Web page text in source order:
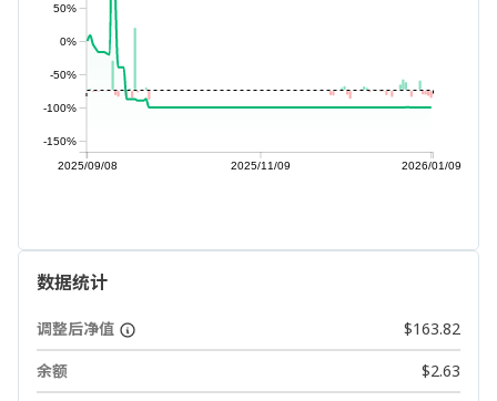
-150%
-100%
-50%
0%
50%
2025/09/08 2025/11/09 2026/01/09
数据统计
调整后净值
$163.82
余额
$2.63